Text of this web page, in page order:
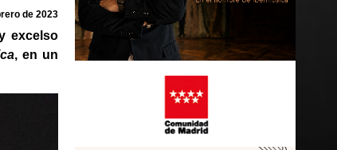
de 2023
excelso
, en un